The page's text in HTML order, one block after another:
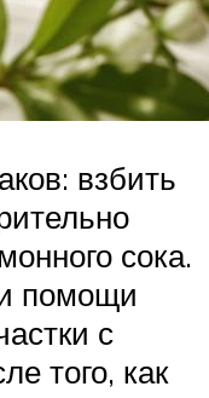
взбить
сока.
помощи
с
того, как